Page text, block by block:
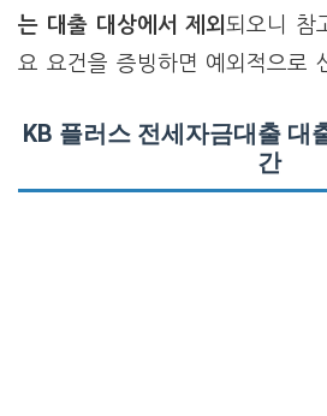
는 대출 대상에서 제외되오니 참
요 요건을 증빙하면 예외적으로
KB 플러스 전세자금대출 대
간